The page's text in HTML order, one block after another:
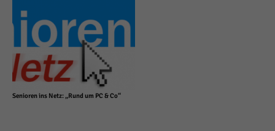
Senioren ins Netz: „Rund um PC & Co“